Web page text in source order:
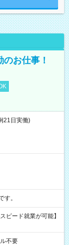
お仕事！
21日実働)
す。
ピード就業が可能】
不要